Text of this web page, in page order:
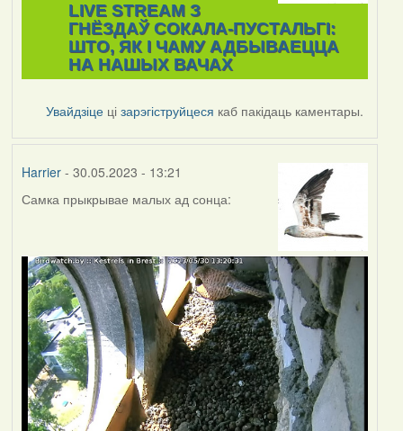
LIVE STREAM З
ГНЁЗДАЎ СОКАЛА-ПУСТАЛЬГІ:
ШТО, ЯК І ЧАМУ АДБЫВАЕЦЦА
НА НАШЫХ ВАЧАХ
Увайдзіце цізарэгіструйцеся каб пакідаць каментары.
Harrier- 30.05.2023 - 13:21
Самка прыкрывае малых ад сонца: